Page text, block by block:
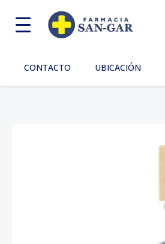
CONTACTO UBICACIÓN